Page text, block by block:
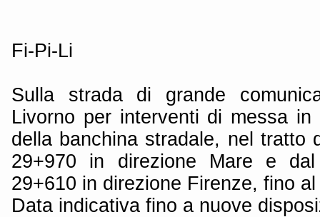
Fi-Pi-Li
Sulla strada di grande
Livorno per interventi di messa
della banchina stradale, nel tratto
29+970 in direzione Mare e
29+610 in direzione Firenze, fino
Data indicativa fino a nuove